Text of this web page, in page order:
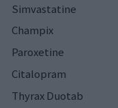
Simvastatine
Champix
Paroxetine
Citalopram
Thyrax Duotab